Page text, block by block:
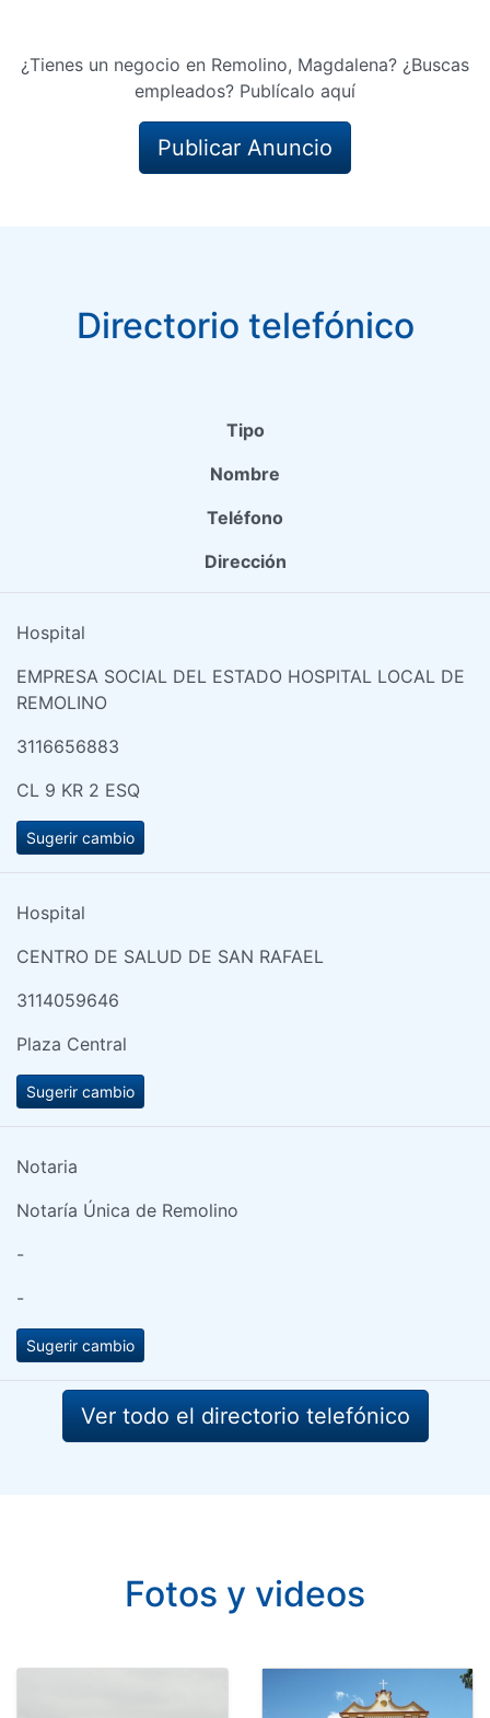
¿Tienes un negocio en Remolino, Magdalena? ¿Buscas
empleados? Publícalo aquí
Publicar Anuncio
Directorio telefónico
Tipo
Nombre
Teléfono
Dirección
Hospital
EMPRESA SOCIAL DEL ESTADO HOSPITAL LOCAL DE
REMOLINO
3116656883
CL 9 KR 2 ESQ
Sugerir cambio
Hospital
CENTRO DE SALUD DE SAN RAFAEL
3114059646
Plaza Central
Sugerir cambio
Notaria
Notaría Única de Remolino
-
-
Sugerir cambio
Ver todo el directorio telefónico
Fotos y videos